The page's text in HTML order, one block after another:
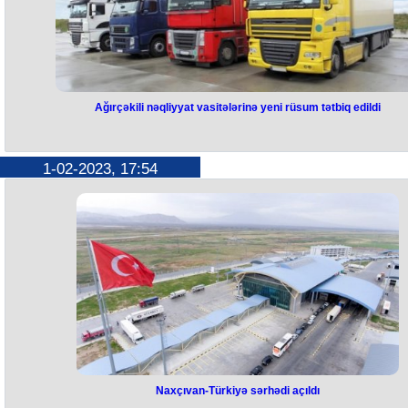
yeni rüsum tətbiq edildi
nəqliyyat vasitələrinin hərəkətinə icazə verilməsi üçün dövlət rüsumu
müəyyənləşir. Bu, Milli Məclisin bu gün keçirilən iclasının gündəliyinə
daxil edilmiş “Dövlət rüsumu haqqında” qanuna təklif edilən
əksini tapıb. Qanun layihəsi birinci oxunuşda qəbul olunub. Layihəyə
əsasən, ümumi istifadədə olan avtomobil yolları ilə iriqabaritli və
nəqliyyat vasitələrinin hərəkətinə icazə verilməsi üçün dövlət
məbləği 50 manat olacaq.
Ağırçəkili nəqliyyat vasitələrinə yeni rüsum tətbiq edildi
1-02-2023, 17:54
Naxçıvan-Türkiyə sərhədi açıldı